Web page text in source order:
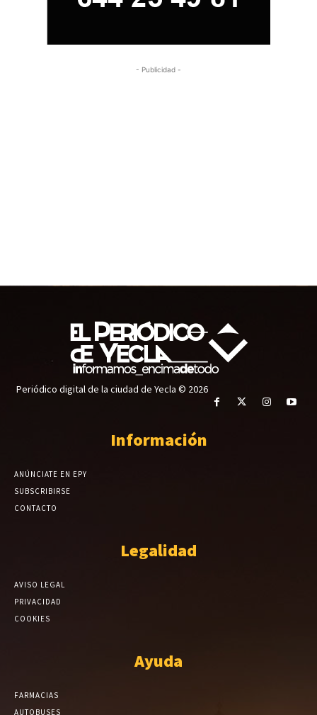
- Publicidad -
Periódico digital de la ciudad de Yecla © 2026
Información
ANÚNCIATE EN EPY
SUBSCRIBIRSE
CONTACTO
Legalidad
AVISO LEGAL
PRIVACIDAD
COOKIES
Ayuda
FARMACIAS
AUTOBUSES